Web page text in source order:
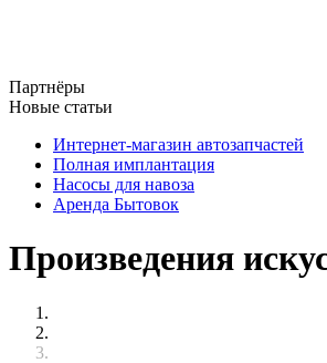
Партнёры
Новые статьи
Интернет-магазин автозапчастей
Полная имплантация
Насосы для навоза
Аренда Бытовок
Произведения